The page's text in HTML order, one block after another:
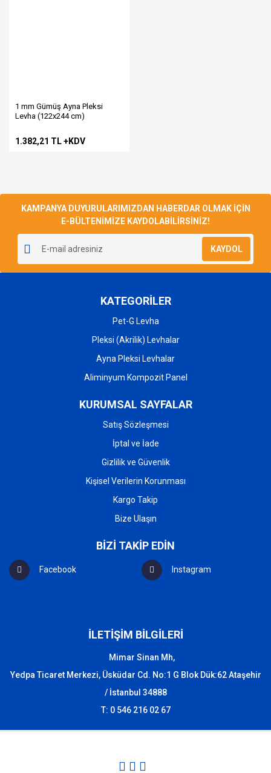
1 mm Gümüş Ayna Pleksi
Levha (122x244 cm)
1.382,21 TL +KDV
KAMPANYA DUYURULARIMIZDAN HABERDAR OLMAK İÇİN
E-BÜLTENİMİZE KAYDOLABİLİRSİNİZ!
KAYDOL
KATEGORİLER
Pet-G Levha
Pleksi (Akrilik) Levhalar
Ayna Pleksi Levhalar
Aliminyum Kompozit Panel
KURUMSAL SAYFALAR
Satış Sözleşmesi
İptal ve İade
Gizlilik ve Güvenlik
Kişisel Verilerin Korunması
Kargo Takip
Bize Ulaşın
BİZİ TAKİP EDİN
Facebook Instagram
İLETİŞİM BİLGİLERİ
Mimar Sinan Mh,
Yedpa Ticaret Merkezi, Üsküdar Cd. No:1 G Blok Dük:62 Ataşehir
/ İstanbul 34888
T: 0 546 216 02 67